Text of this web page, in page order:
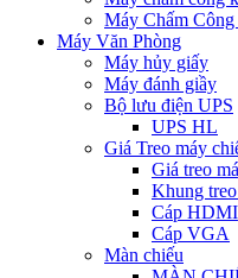
Máy Chấm
Máy Văn Phòng
Máy hủy giấy
Máy đánh giầy
Bộ lưu điện UPS
UPS HL
Giá Treo máy
Giá treo
Khung
Cáp HDMI
Cáp VGA
Màn chiếu